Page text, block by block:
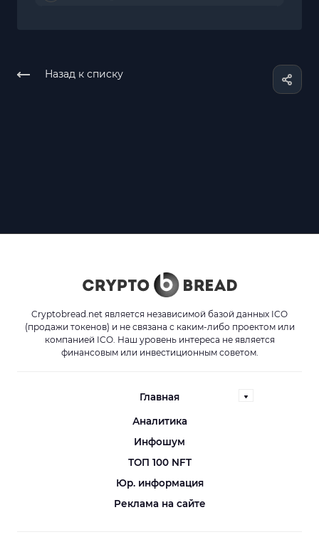
Назад к списку
Cryptobread.net является независимой базой данных ICO
(продажи токенов) и не связана с каким-либо проектом или
компанией ICO. Наш уровень интереса не является
финансовым или инвестиционным советом.
Главная
Аналитика
Инфошум
ТОП 100 NFT
Юр. информация
Реклама на сайте